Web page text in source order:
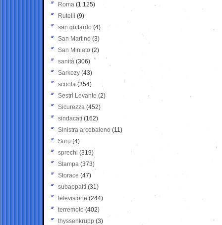
Roma (1.125)
Rutelli (9)
san gottardo (4)
San Martino (3)
San Miniato (2)
sanità (306)
Sarkozy (43)
scuola (354)
Sestri Levante (2)
Sicurezza (452)
sindacati (162)
Sinistra arcobaleno (11)
Soru (4)
sprechi (319)
Stampa (373)
Storace (47)
subappalti (31)
televisione(244)
terremoto (402)
thyssenkrupp (3)